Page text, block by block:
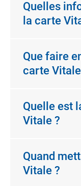
Quelles
la carte
Que faire
carte
Quelle est
Vitale ?
Quand
Vitale ?